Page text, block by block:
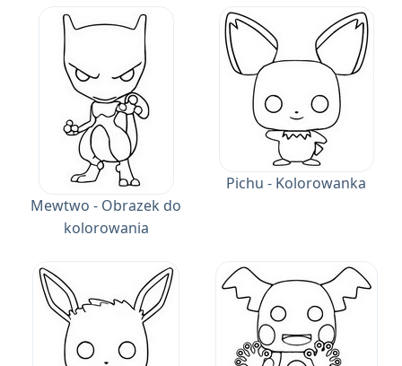
Mewtwo - Obrazek do
kolorowania
Pichu - Kolorowanka